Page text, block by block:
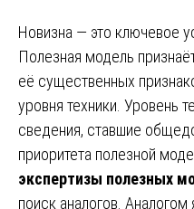
Новизна — это ключевое
Полезная модель
её существенных
уровня техники. Уровень
сведения, ставшие
приоритета полезной
экспертизы полезных
поиск аналогов. Аналогом